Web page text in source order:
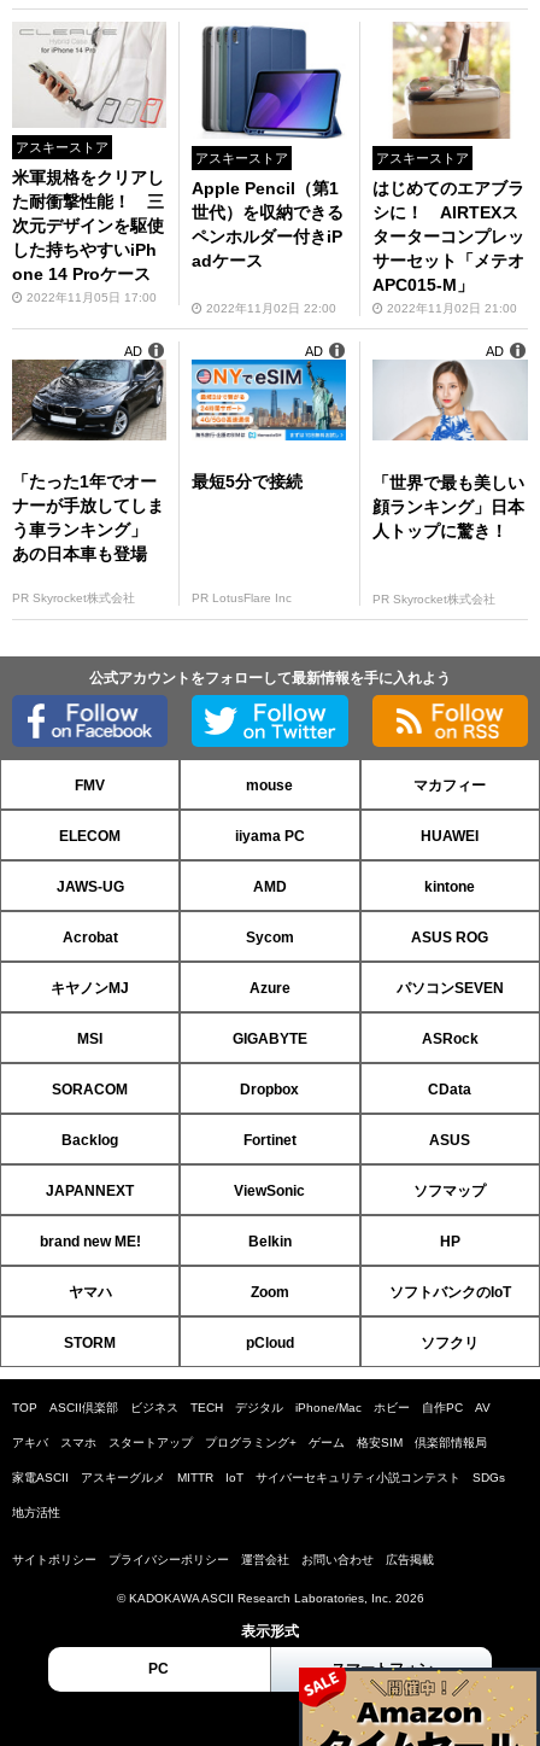
アスキーストア
米軍規格をクリアし
た耐衝撃性能！ 三
次元デザインを駆使
した持ちやすいiPh
one 14 Proケース
2022年11月05日 17:00
アスキーストア
Apple Pencil（第1
世代）を収納できる
ペンホルダー付きiP
adケース
2022年11月02日 22:00
アスキーストア
はじめてのエアブラ
シに！ AIRTEXス
ターターコンプレッ
サーセット「メテオ
APC015-M」
2022年11月02日 21:00
「たった1年でオー
ナーが手放してしま
う車ランキング」
あの日本車も登場
PR Skyrocket株式会社
AD
最短5分で接続
PR LotusFlare Inc
AD
「世界で最も美しい
顔ランキング」日本
人トップに驚き！
PR Skyrocket株式会社
AD
公式アカウントをフォローして最新情報を手に入れよう
FMV mouse マカフィー
ELECOM iiyama PC HUAWEI
JAWS-UG AMD kintone
Acrobat Sycom ASUS ROG
キヤノンMJ Azure パソコンSEVEN
MSI GIGABYTE ASRock
SORACOM Dropbox CData
Backlog Fortinet ASUS
JAPANNEXT ViewSonic ソフマップ
brand new ME! Belkin HP
ヤマハ Zoom ソフトバンクのIoT
STORM pCloud ソフクリ
TOP ASCII倶楽部 ビジネス TECH デジタル iPhone/Mac ホビー 自作PC AV
アキバ スマホ スタートアップ プログラミング+ ゲーム 格安SIM 倶楽部情報局
家電ASCII アスキーグルメ MITTR IoT サイバーセキュリティ小説コンテスト SDGs
地方活性
サイトポリシー プライバシーポリシー 運営会社 お問い合わせ 広告掲載
© KADOKAWA ASCII Research Laboratories, Inc. 2026
表示形式
PC スマートフォン